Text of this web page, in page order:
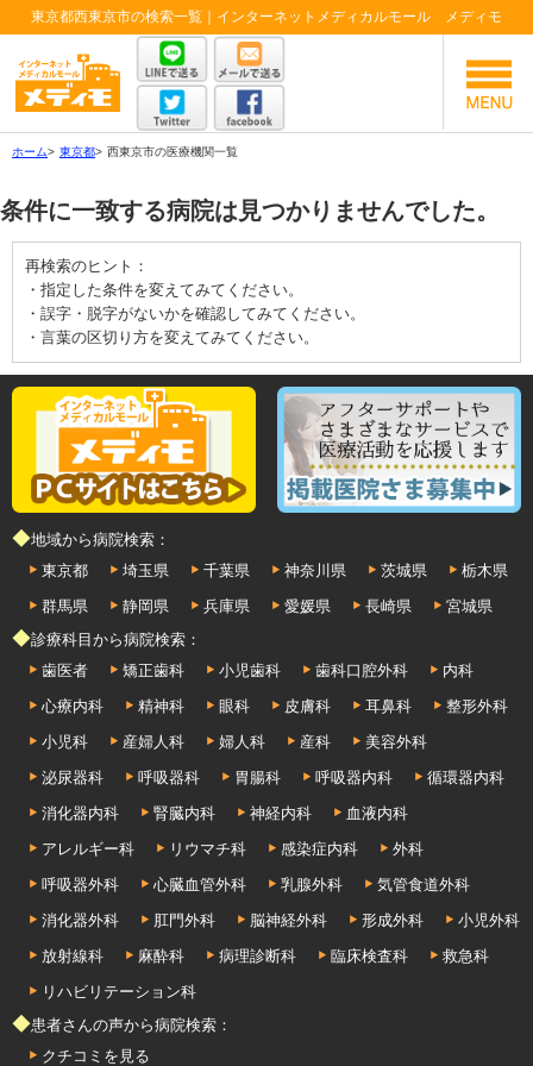
東京都西東京市の検索一覧｜インターネットメディカルモール メディモ
ホーム> 東京都> 西東京市の医療機関一覧
条件に一致する病院は見つかりませんでした。
再検索のヒント：
・指定した条件を変えてみてください。
・誤字・脱字がないかを確認してみてください。
・言葉の区切り方を変えてみてください。
◆地域から病院検索：
東京都
埼玉県 千葉県 神奈川県 茨城県
栃木県
群馬県
静岡県 兵庫県 愛媛県 長崎県
宮城県
◆診療科目から病院検索：
歯医者
矯正歯科 小児歯科 歯科口腔外科
内科
心療内科
精神科 眼科 皮膚科 耳鼻科
整形外科
小児科
産婦人科 婦人科 産科
美容外科
泌尿器科
呼吸器科 胃腸科 呼吸器内科
循環器内科
消化器内科
腎臓内科 神経内科
血液内科
アレルギー科
リウマチ科 感染症内科
外科
呼吸器外科
心臓血管外科 乳腺外科
気管食道外科
消化器外科
肛門外科 脳神経外科 形成外科
小児外科
放射線科
麻酔科 病理診断科 臨床検査科
救急科
リハビリテーション科
◆患者さんの声から病院検索：
クチコミを見る